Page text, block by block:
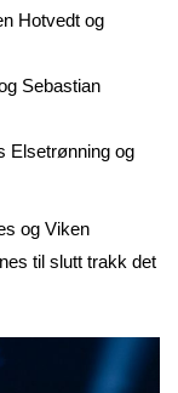
Hotvedt og
Sebastian
Elsetrønning og
og Viken
til slutt trakk det